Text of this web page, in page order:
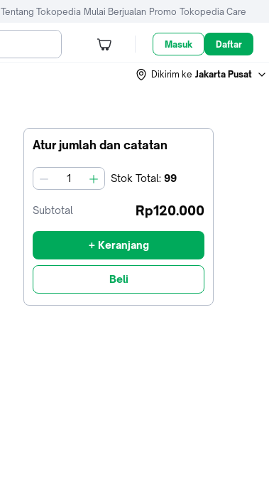
Tentang Tokopedia Mulai Berjualan Promo Tokopedia Care
Masuk Daftar
Dikirim ke Jakarta Pusat
Atur jumlah dan catatan
jumlah Stok Total: 99
Subtotal Rp120.000
+ Keranjang
Beli